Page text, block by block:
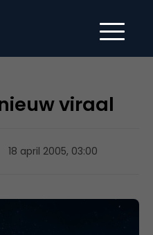
viraal
18 april 2005, 03:00